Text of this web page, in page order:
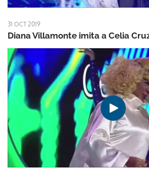
31 OCT 2019
Diana Villamonte imita a Celia